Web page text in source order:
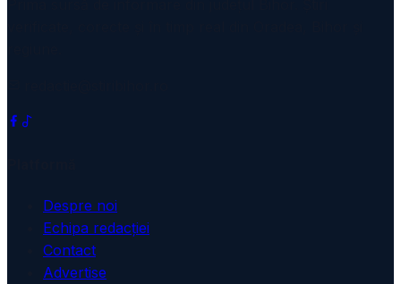
Despre noi
Echipa redacției
Contact
Advertise